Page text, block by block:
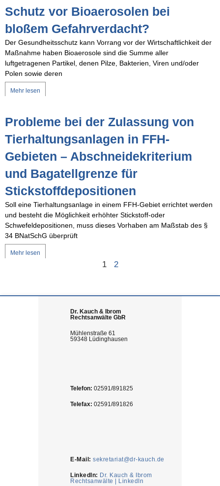
Schutz vor Bioaerosolen bei
bloßem Gefahrverdacht?
Der Gesundheitsschutz kann Vorrang vor der Wirtschaftlichkeit der
Maßnahme haben Bioaerosole sind die Summe aller
luftgetragenen Partikel, denen Pilze, Bakterien, Viren und/oder
Polen sowie deren
Mehr lesen
Probleme bei der Zulassung von
Tierhaltungsanlagen in FFH-
Gebieten – Abschneidekriterium
und Bagatellgrenze für
Stickstoffdepositionen
Soll eine Tierhaltungsanlage in einem FFH-Gebiet errichtet werden
und besteht die Möglichkeit erhöhter Stickstoff-oder
Schwefeldepositionen, muss dieses Vorhaben am Maßstab des §
34 BNatSchG überprüft
Mehr lesen
1 2
Dr. Kauch & Ibrom
Rechtsanwälte GbR
Mühlenstraße 61
59348 Lüdinghausen
Telefon: 02591/891825
Telefax: 02591/891826
E-Mail: sekretariat@dr-kauch.de
LinkedIn: Dr. Kauch & Ibrom
Rechtsanwälte | LinkedIn